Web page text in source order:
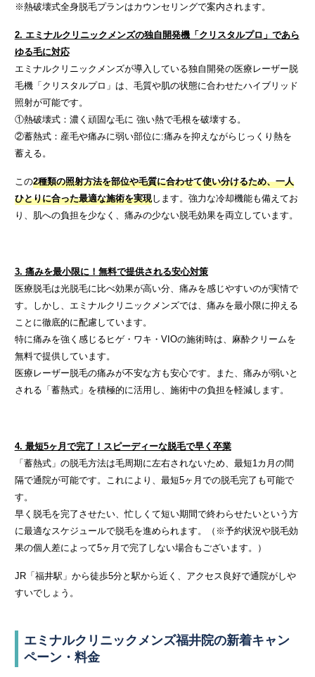
※熱破壊式全身脱毛プランはカウンセリングで案内されます。
2. エミナルクリニックメンズの独自開発機「クリスタルプロ」であら
ゆる毛に対応
エミナルクリニックメンズが導入している独自開発の医療レーザー脱
毛機「クリスタルプロ」は、毛質や肌の状態に合わせたハイブリッド
照射が可能です。
①熱破壊式：濃く頑固な毛に 強い熱で毛根を破壊する。
②蓄熱式：産毛や痛みに弱い部位に:痛みを抑えながらじっくり熱を
蓄える。
この2種類の照射方法を部位や毛質に合わせて使い分けるため、一人
ひとりに合った最適な施術を実現します。強力な冷却機能も備えてお
り、肌への負担を少なく、痛みの少ない脱毛効果を両立しています。
3. 痛みを最小限に！無料で提供される安心対策
医療脱毛は光脱毛に比べ効果が高い分、痛みを感じやすいのが実情で
す。しかし、エミナルクリニックメンズでは、痛みを最小限に抑える
ことに徹底的に配慮しています。
特に痛みを強く感じるヒゲ・ワキ・VIOの施術時は、麻酔クリームを
無料で提供しています。
医療レーザー脱毛の痛みが不安な方も安心です。また、痛みが弱いと
される「蓄熱式」を積極的に活用し、施術中の負担を軽減します。
4. 最短5ヶ月で完了！スピーディーな脱毛で早く卒業
「蓄熱式」の脱毛方法は毛周期に左右されないため、最短1カ月の間
隔で通院が可能です。これにより、最短5ヶ月での脱毛完了も可能で
す。
早く脱毛を完了させたい、忙しくて短い期間で終わらせたいという方
に最適なスケジュールで脱毛を進められます。（ ※予約状況や脱毛効
果の個人差によって5ヶ月で完了しない場合もございます。）
JR「福井駅」から徒歩5分と駅から近く、アクセス良好で通院がしや
すいでしょう。
エミナルクリニックメンズ福井院の新着キャン
ペーン・料金